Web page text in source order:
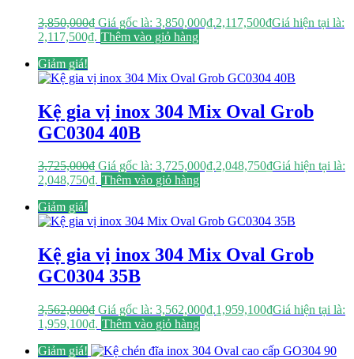
3,850,000₫ Giá gốc là: 3,850,000₫.2,117,500₫Giá hiện tại là:
2,117,500₫. Thêm vào giỏ hàng
Giảm giá!
Kệ gia vị inox 304 Mix Oval Grob
GC0304 40B
3,725,000₫ Giá gốc là: 3,725,000₫.2,048,750₫Giá hiện tại là:
2,048,750₫. Thêm vào giỏ hàng
Giảm giá!
Kệ gia vị inox 304 Mix Oval Grob
GC0304 35B
3,562,000₫ Giá gốc là: 3,562,000₫.1,959,100₫Giá hiện tại là:
1,959,100₫. Thêm vào giỏ hàng
Giảm giá!